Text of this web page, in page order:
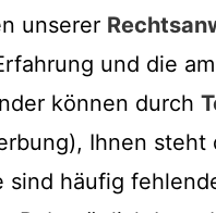
unserer
und die
können durch
Ihnen
häufig